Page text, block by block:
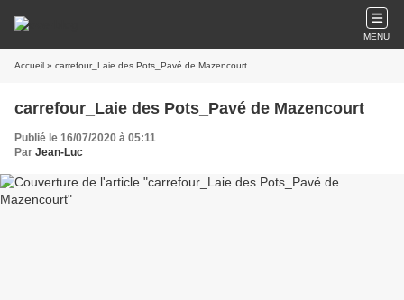
MENU
Accueil » carrefour_Laie des Pots_Pavé de Mazencourt
carrefour_Laie des Pots_Pavé de Mazencourt
Publié le 16/07/2020 à 05:11
Par Jean-Luc